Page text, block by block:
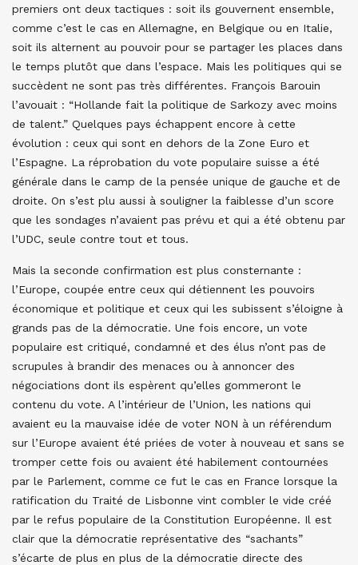
premiers ont deux tactiques : soit ils gouvernent ensemble,
comme c’est le cas en Allemagne, en Belgique ou en Italie,
soit ils alternent au pouvoir pour se partager les places dans
le temps plutôt que dans l’espace. Mais les politiques qui se
succèdent ne sont pas très différentes. François Barouin
l’avouait : “Hollande fait la politique de Sarkozy avec moins
de talent.” Quelques pays échappent encore à cette
évolution : ceux qui sont en dehors de la Zone Euro et
l’Espagne. La réprobation du vote populaire suisse a été
générale dans le camp de la pensée unique de gauche et de
droite. On s’est plu aussi à souligner la faiblesse d’un score
que les sondages n’avaient pas prévu et qui a été obtenu par
l’UDC, seule contre tout et tous.
Mais la seconde confirmation est plus consternante :
l’Europe, coupée entre ceux qui détiennent les pouvoirs
économique et politique et ceux qui les subissent s’éloigne à
grands pas de la démocratie. Une fois encore, un vote
populaire est critiqué, condamné et des élus n’ont pas de
scrupules à brandir des menaces ou à annoncer des
négociations dont ils espèrent qu’elles gommeront le
contenu du vote. A l’intérieur de l’Union, les nations qui
avaient eu la mauvaise idée de voter NON à un référendum
sur l’Europe avaient été priées de voter à nouveau et sans se
tromper cette fois ou avaient été habilement contournées
par le Parlement, comme ce fut le cas en France lorsque la
ratification du Traité de Lisbonne vint combler le vide créé
par le refus populaire de la Constitution Européenne. Il est
clair que la démocratie représentative des “sachants”
s’écarte de plus en plus de la démocratie directe des